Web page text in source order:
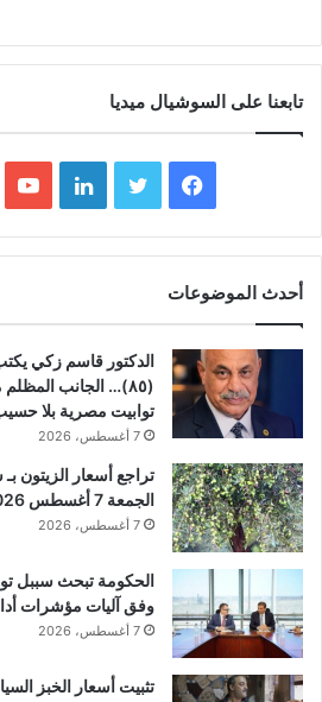
تابعنا على السوشيال ميديا
فيسبوك تويتر لينكدإن
أحدث الموضوعات
الدكتور قاسم زكي
(٨٥)… الجانب
توابيت مصرية بلا
7 أغسطس، 2026
تراجع أسعار الزيتون
الجمعة 7 أغسطس 2026
7 أغسطس، 2026
الحكومة تبحث سببل
وفق آليات مؤشرات
7 أغسطس، 2026
تثبيت أسعار الخبز